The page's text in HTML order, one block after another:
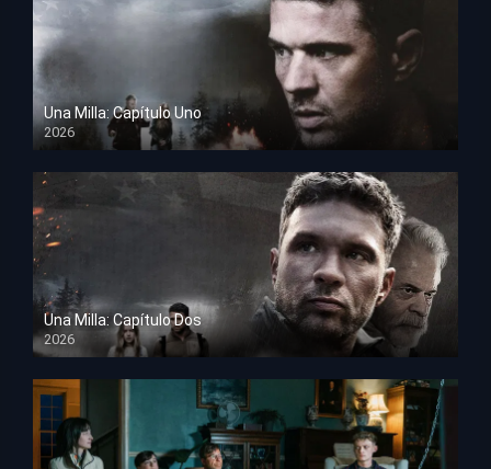
Una Milla: Capítulo Uno
2026
HD 1080p
Una Milla: Capítulo Dos
2026
HD 1080p